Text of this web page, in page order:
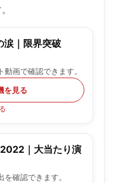
｜限界突破
画で確認できます。
を見る
｜大当たり演
確認できます。